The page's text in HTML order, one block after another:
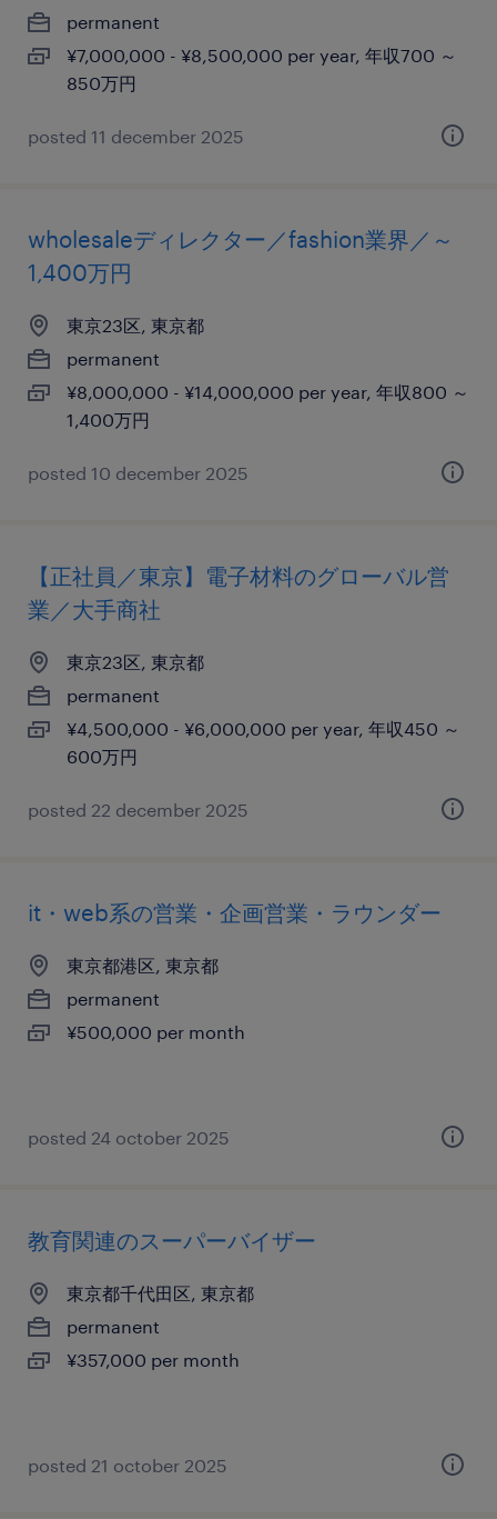
permanent
¥7,000,000 - ¥8,500,000 per year, 年収700 ～
850万円
posted 11 december 2025
wholesaleディレクター／fashion業界／～
1,400万円
東京23区, 東京都
permanent
¥8,000,000 - ¥14,000,000 per year, 年収800 ～
1,400万円
posted 10 december 2025
【正社員／東京】電子材料のグローバル営
業／大手商社
東京23区, 東京都
permanent
¥4,500,000 - ¥6,000,000 per year, 年収450 ～
600万円
posted 22 december 2025
it・web系の営業・企画営業・ラウンダー
東京都港区, 東京都
permanent
¥500,000 per month
posted 24 october 2025
教育関連のスーパーバイザー
東京都千代田区, 東京都
permanent
¥357,000 per month
posted 21 october 2025